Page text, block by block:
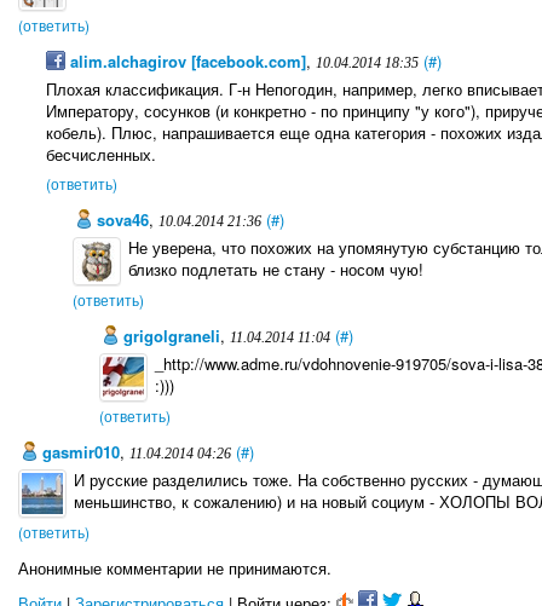
(ответить)
alim.alchagirov [facebook.com], 10.04.2014 18:35 (#)
Плохая классификация. Г-н Непогодин, например, легко
Императору, сосунков (и конкретно - по принципу "у кого"),
кобель). Плюс, напрашивается еще одна категория - похожих
бесчисленных.
(ответить)
sova46, 10.04.2014 21:36 (#)
Не уверена, что похожих на упомянутую субстанцию
близко подлетать не стану - носом чую!
(ответить)
grigolgraneli, 11.04.2014 11:04 (#)
_http://www.adme.ru/vdohnovenie-919705/sova-i-lisa-
:)))
(ответить)
gasmir010, 11.04.2014 04:26 (#)
И русские разделились тоже. На собственно русских -
меньшинство, к сожалению) и на новый социум - ХОЛОПЫ
(ответить)
Анонимные комментарии не принимаются.